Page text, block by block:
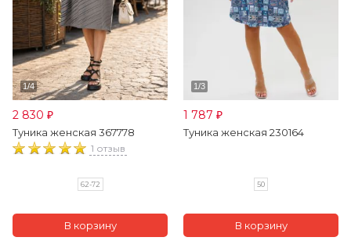
2 830 ₽
Туника женская 367778
1 отзыв
62-72
1 787 ₽
Туника женская 230164
50